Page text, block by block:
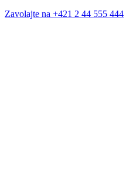
Zavolajte na +421 2 44 555 444